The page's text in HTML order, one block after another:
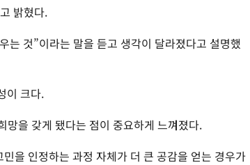
밝혔다.
는 것”이라는 말을 듣고 생각이 달라졌다고 설명했
이 크다.
망을 갖게 됐다는 점이 중요하게 느껴졌다.
을 인정하는 과정 자체가 더 큰 공감을 얻는 경우가